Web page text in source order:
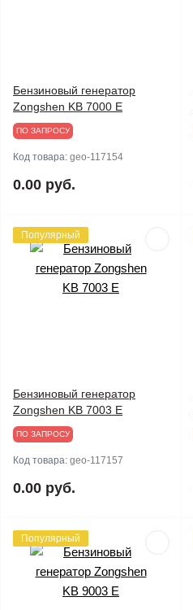
Бензиновый генератор
Zongshen KB 7000 E
ПО ЗАПРОСУ
Код товара: geo-117154
0.00 руб.
Популярный
Бензиновый генератор
Zongshen KB 7003 E
ПО ЗАПРОСУ
Код товара: geo-117157
0.00 руб.
Популярный